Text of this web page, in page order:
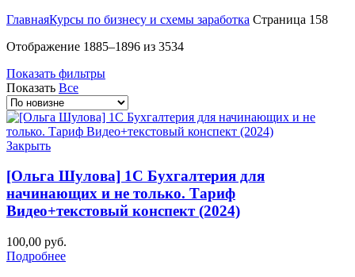
ГлавнаяКурсы по бизнесу и схемы заработка Страница 158
Отображение 1885–1896 из 3534Сортировка:
Показать фильтры
Показать Все
Закрыть
[Ольга Шулова] 1С Бухгалтерия для
начинающих и не только. Тариф
Видео+текстовый конспект (2024)
100,00 руб.
Подробнее